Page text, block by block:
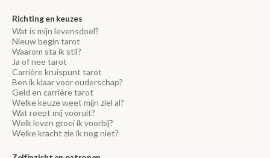
Richting en keuzes
Wat is mijn levensdoel?
Nieuw begin tarot
Waarom sta ik stil?
Ja of nee tarot
Carrière kruispunt tarot
Ben ik klaar voor ouderschap?
Geld en carrière tarot
Welke keuze weet mijn ziel al?
Wat roept mij vooruit?
Welk leven groei ik voorbij?
Welke kracht zie ik nog niet?